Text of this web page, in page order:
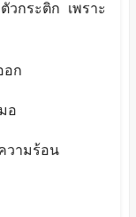
วกระติก เพราะ
อก
อ
วามร้อน